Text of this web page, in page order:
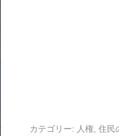
カテゴリー: 人権 住民